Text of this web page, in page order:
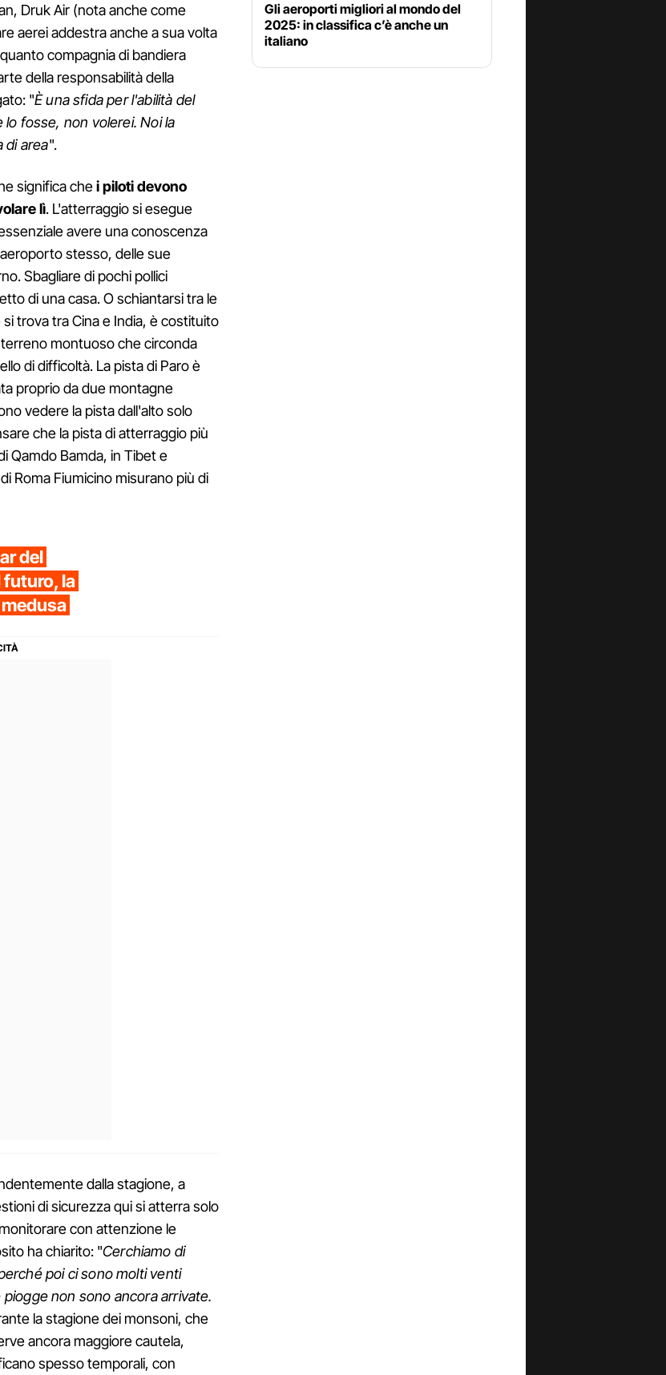
Druk Air (nota anche come
aerei addestra anche a sua volta
compagnia di bandiera
della responsabilità della
"È una sfida per l'abilità del
fosse, non volerei. Noi la
di area".
significa chei piloti devono
lì. L'atterraggio si esegue
avere una conoscenza
stesso, delle sue
Sbagliare di pochi pollici
di una casa. O schiantarsi tra le
trova tra Cina e India, è costituito
montuoso che circonda
di difficoltà. La pista di Paro è
proprio da due montagne
vedere la pista dall'alto solo
che la pista di atterraggio più
Qamdo Bamda, in Tibet e
Roma Fiumicino misurano più di
del
futuro, la
dalla stagione, a
di sicurezza qui si atterra solo
con attenzione le
ha chiarito: "Cerchiamo di
poi ci sono molti venti
non sono ancora arrivate.
la stagione dei monsoni, che
ancora maggiore cautela,
spesso temporali, con
Gli aeroporti migliori al mondo del
2025: in classifica c’è anche un
italiano